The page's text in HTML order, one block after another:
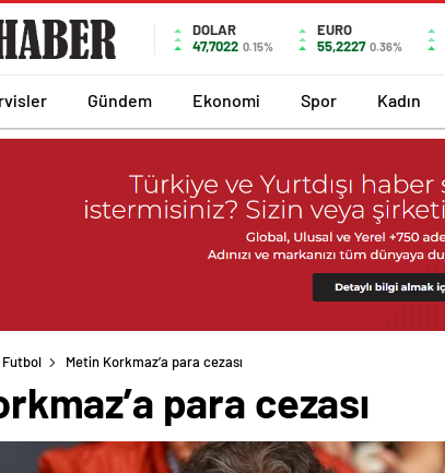
DOLAR
47,7022 0.15%
EURO
55,2227 0.36%
Gündem Ekonomi Spor Kadın
Futbol Metin Korkmaz’a para cezası
para cezası